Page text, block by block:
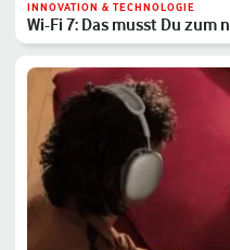
INNOVATION & TECHNOLOGIE
Wi-Fi 7: Das musst Du zum